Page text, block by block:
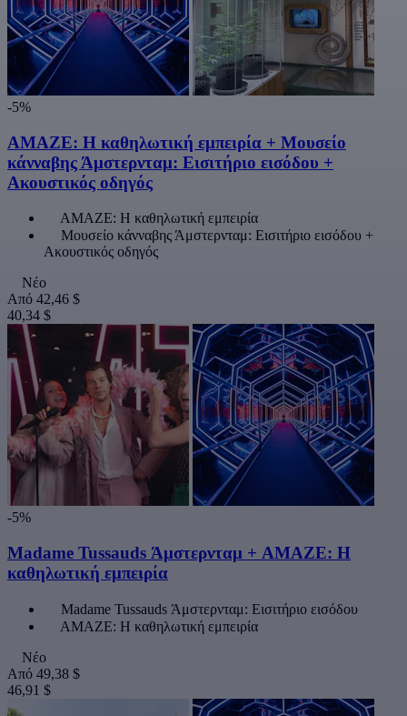
-5%
AMAZE: Η καθηλωτική εμπειρία + Μουσείο
κάνναβης Άμστερνταμ: Εισιτήριο εισόδου +
Ακουστικός οδηγός
AMAZE: Η καθηλωτική εμπειρία
Μουσείο κάνναβης Άμστερνταμ: Εισιτήριο εισόδου +
Ακουστικός οδηγός
Νέο
Από 42,46 $
40,34 $
-5%
Madame Tussauds Άμστερνταμ + AMAZE: Η
καθηλωτική εμπειρία
Madame Tussauds Άμστερνταμ: Εισιτήριο εισόδου
AMAZE: Η καθηλωτική εμπειρία
Νέο
Από 49,38 $
46,91 $